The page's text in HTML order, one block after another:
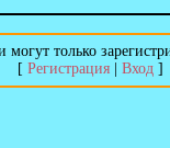
могут только
[ Регистрация| Вход]